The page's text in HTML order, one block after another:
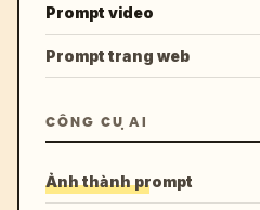
Prompt video
Prompt trang web
CÔNG CỤ AI
Ảnh thành prompt